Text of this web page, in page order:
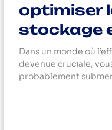
optimiser
stockage
Dans un monde où
devenue cruciale,
probablement